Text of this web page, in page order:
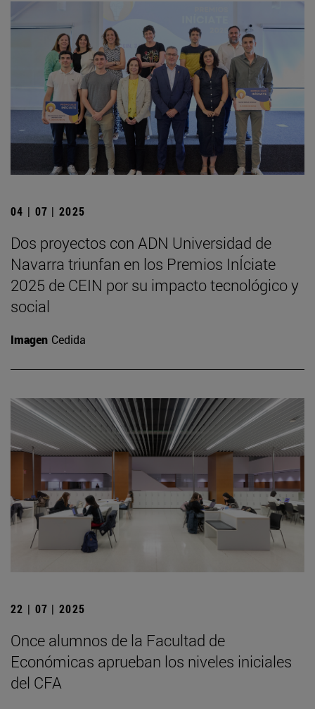
04 | 07 | 2025
Dos proyectos con ADN Universidad de
Navarra triunfan en los Premios InÍciate
2025 de CEIN por su impacto tecnológico y
social
Imagen Cedida
22 | 07 | 2025
Once alumnos de la Facultad de
Económicas aprueban los niveles iniciales
del CFA